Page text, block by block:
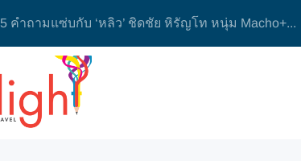
5 คำถามแซ่บกับ ‘หลิว’ ชิดชัย หิรัญโท หนุ่ม Macho+...